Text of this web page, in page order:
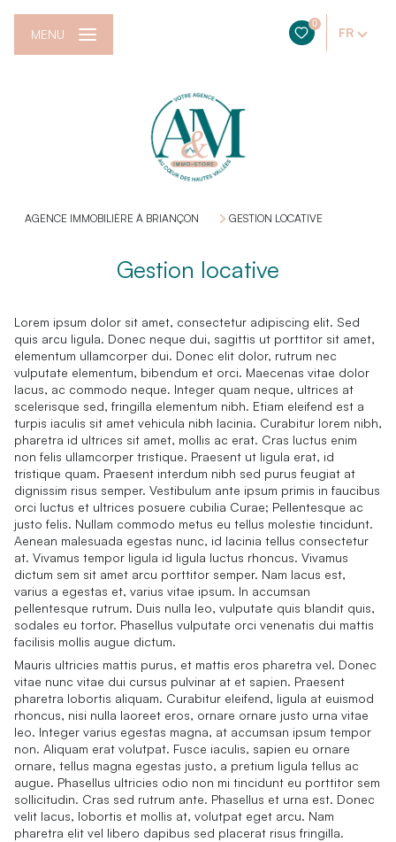
0
FR
MENU
AGENCE IMMOBILIÈRE À BRIANÇON GESTION LOCATIVE
Gestion locative
Lorem ipsum dolor sit amet, consectetur adipiscing elit. Sed
quis arcu ligula. Donec neque dui, sagittis ut porttitor sit amet,
elementum ullamcorper dui. Donec elit dolor, rutrum nec
vulputate elementum, bibendum et orci. Maecenas vitae dolor
lacus, ac commodo neque. Integer quam neque, ultrices at
scelerisque sed, fringilla elementum nibh. Etiam eleifend est a
turpis iaculis sit amet vehicula nibh lacinia. Curabitur lorem nibh,
pharetra id ultrices sit amet, mollis ac erat. Cras luctus enim
non felis ullamcorper tristique. Praesent ut ligula erat, id
tristique quam. Praesent interdum nibh sed purus feugiat at
dignissim risus semper. Vestibulum ante ipsum primis in faucibus
orci luctus et ultrices posuere cubilia Curae; Pellentesque ac
justo felis. Nullam commodo metus eu tellus molestie tincidunt.
Aenean malesuada egestas nunc, id lacinia tellus consectetur
at. Vivamus tempor ligula id ligula luctus rhoncus. Vivamus
dictum sem sit amet arcu porttitor semper. Nam lacus est,
varius a egestas et, varius vitae ipsum. In accumsan
pellentesque rutrum. Duis nulla leo, vulputate quis blandit quis,
sodales eu tortor. Phasellus vulputate orci venenatis dui mattis
facilisis mollis augue dictum.
Mauris ultricies mattis purus, et mattis eros pharetra vel. Donec
vitae nunc vitae dui cursus pulvinar at et sapien. Praesent
pharetra lobortis aliquam. Curabitur eleifend, ligula at euismod
rhoncus, nisi nulla laoreet eros, ornare ornare justo urna vitae
leo. Integer varius egestas magna, at accumsan ipsum tempor
non. Aliquam erat volutpat. Fusce iaculis, sapien eu ornare
ornare, tellus magna egestas justo, a pretium ligula tellus ac
augue. Phasellus ultricies odio non mi tincidunt eu porttitor sem
sollicitudin. Cras sed rutrum ante. Phasellus et urna est. Donec
velit lacus, lobortis et mollis at, volutpat eget arcu. Nam
pharetra elit vel libero dapibus sed placerat risus fringilla.